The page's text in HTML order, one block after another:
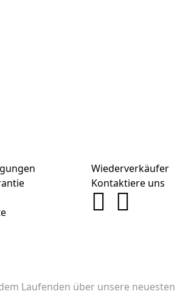
Wiederverkäufer
Kontaktiere uns
Laufenden über unsere neuesten